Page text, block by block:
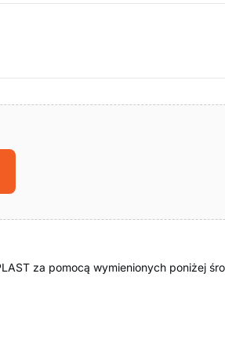
za pomocą wymienionych poniżej